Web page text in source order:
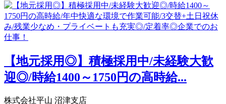
【地元採用◎】積極採用中/未経験大歓
迎◎/時給1400～1750円の高時給...
株式会社平山 沼津支店